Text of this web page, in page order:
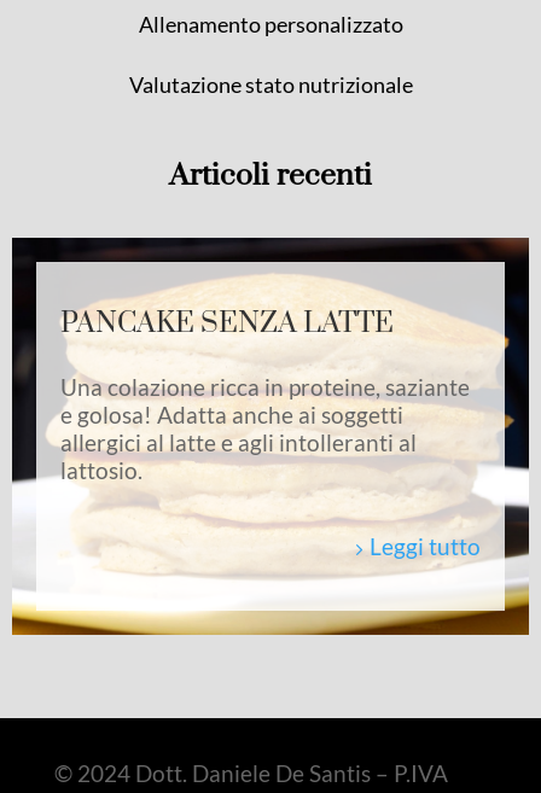
Allenamento personalizzato
Valutazione stato nutrizionale
Articoli recenti
PANCAKE SENZA LATTE
Una colazione ricca in proteine, saziante
e golosa! Adatta anche ai soggetti
allergici al latte e agli intolleranti al
lattosio.
Leggi tutto
© 2024 Dott. Daniele De Santis – P.IVA